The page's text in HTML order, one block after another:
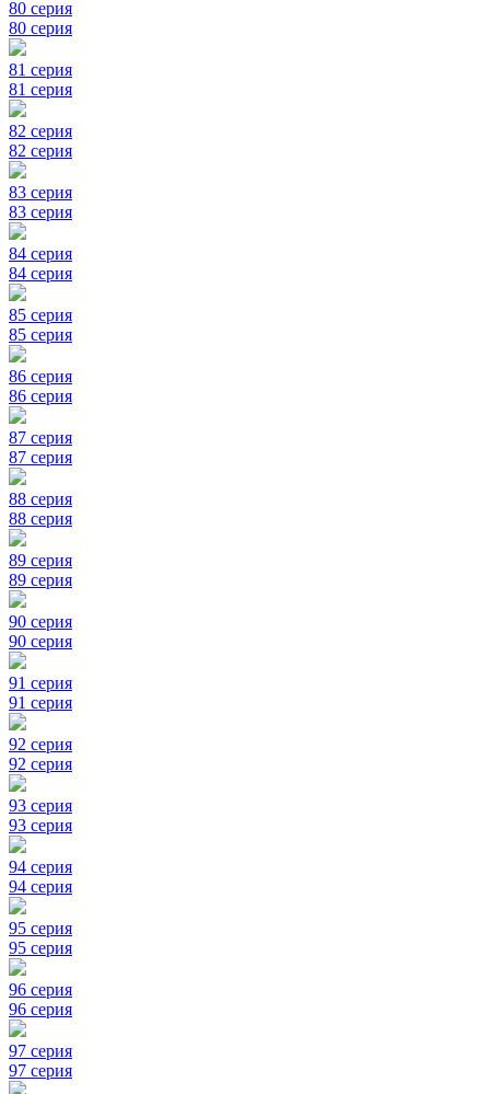
80 серия
80 серия
81 серия
81 серия
82 серия
82 серия
83 серия
83 серия
84 серия
84 серия
85 серия
85 серия
86 серия
86 серия
87 серия
87 серия
88 серия
88 серия
89 серия
89 серия
90 серия
90 серия
91 серия
91 серия
92 серия
92 серия
93 серия
93 серия
94 серия
94 серия
95 серия
95 серия
96 серия
96 серия
97 серия
97 серия